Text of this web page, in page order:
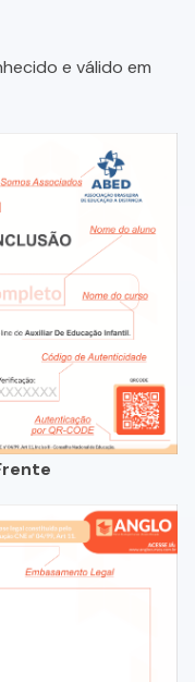
e válido em